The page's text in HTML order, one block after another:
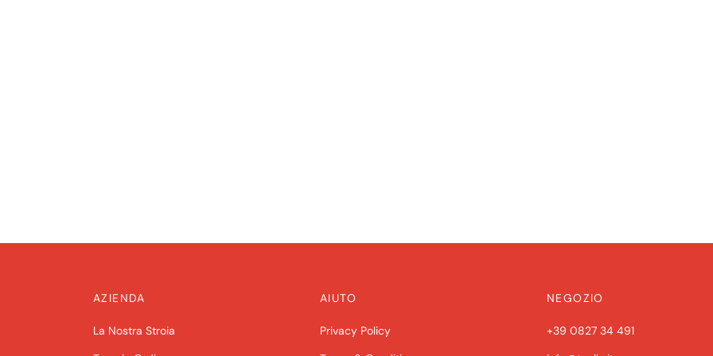
AZIENDA
La Nostra Stroia
AIUTO
Privacy Policy
NEGOZIO
+39 0827 34 491